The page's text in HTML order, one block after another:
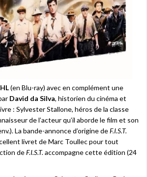
(en Blu-ray) avec en complément une
David da Silva, historien du cinéma et
: Sylvester Stallone, héros de la classe
de l’acteur qu’il aborde le film et son
La bande-annonce d’origine deF.I.S.T.
livret de Marc Toullec pour tout
deF.I.S.T. accompagne cette édition (24